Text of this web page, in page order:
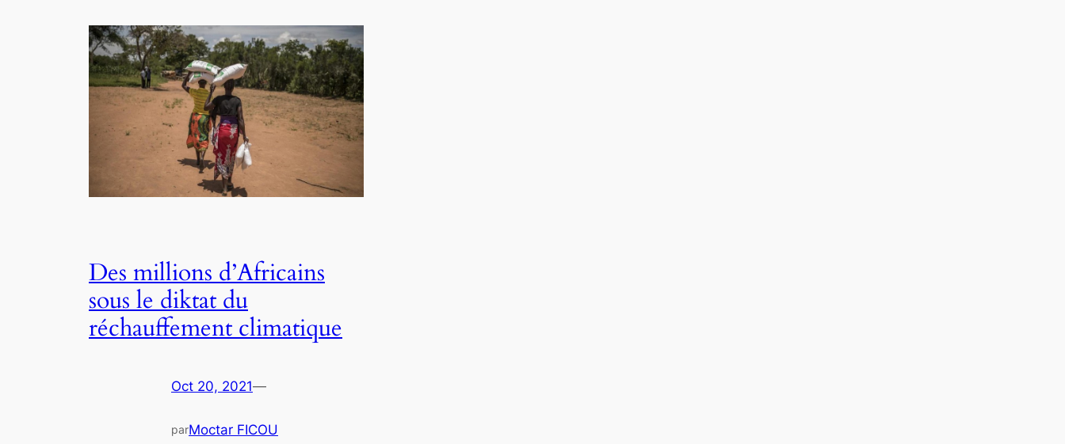
Des millions d’Africains
sous le diktat du
réchauffement climatique
Oct 20, 2021—
parMoctar FICOU